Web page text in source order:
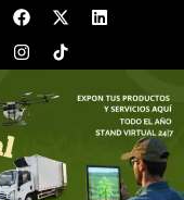
F
a
c
e
o
o
k
X
-
t
w
t
L
i
d
n
I
n
s
t
g
r
a